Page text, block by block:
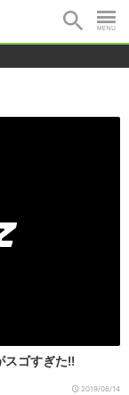
スゴすぎた!!
2019/06/14